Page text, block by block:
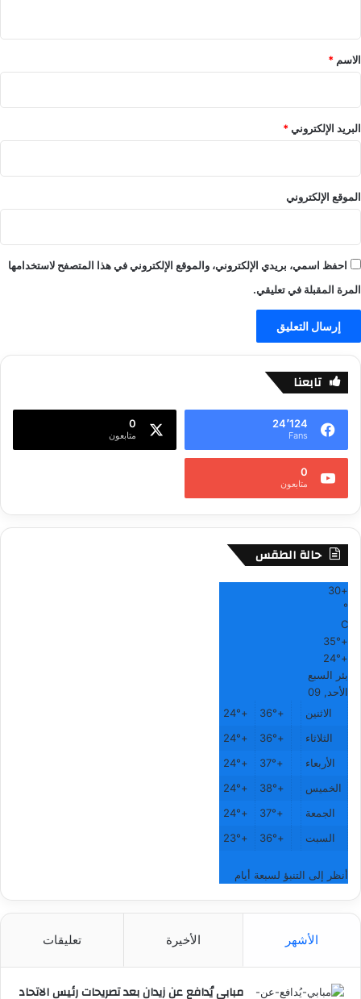
*
الاسم *
البريد الإلكتروني*
الموقع الإلكتروني
احفظ اسمي، بريدي الإلكتروني، والموقع الإلكتروني في هذا المتصفح لاستخدامها
المرة المقبلة في تعليقي.
تابعنا
24٬124
Fans
0
متابعون
0
متابعون
حالة الطقس
+
30
°
C
+
35°
+
24°
بئر السبع
الأحد, 09
الاثنين
+
36°
+
24°
الثلاثاء
+
36°
+
24°
الأربعاء
+
37°
+
24°
الخميس
+
38°
+
24°
الجمعة
+
37°
+
24°
السبت
+
36°
+
23°
أنظر إلى التنبؤ لسبعة أيام
الأشهر الأخيرة تعليقات
مبابي يُدافع عن زيدان بعد تصريحات رئيس الاتحاد